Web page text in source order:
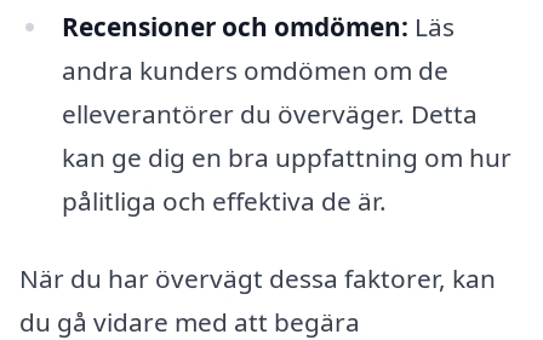
Recensioner och omdömen: Läs
andra kunders omdömen om de
elleverantörer du överväger. Detta
kan ge dig en bra uppfattning om hur
pålitliga och effektiva de är.
När du har övervägt dessa faktorer, kan
du gå vidare med att begära